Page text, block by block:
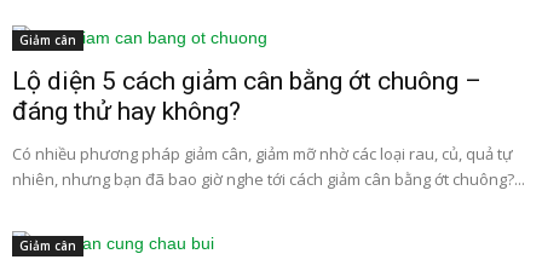
Giảm cân
Lộ diện 5 cách giảm cân bằng ớt chuông –
đáng thử hay không?
Có nhiều phương pháp giảm cân, giảm mỡ nhờ các loại rau, củ, quả tự
nhiên, nhưng bạn đã bao giờ nghe tới cách giảm cân bằng ớt chuông?...
Giảm cân